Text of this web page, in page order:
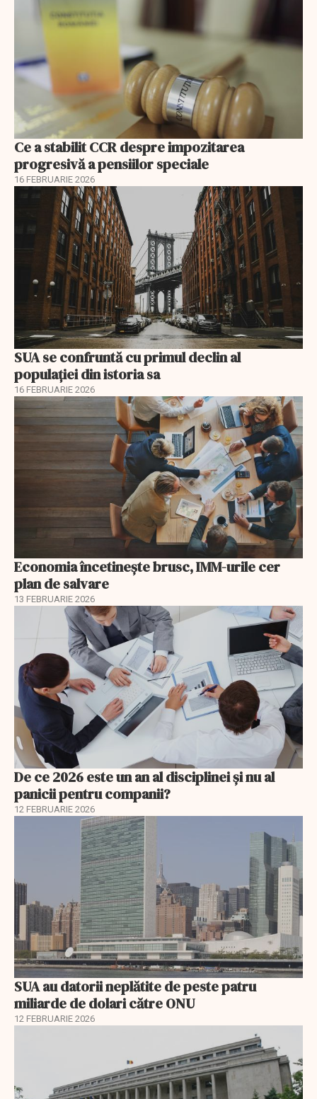
Ce a stabilit CCR despre impozitarea
progresivă a pensiilor speciale
16 FEBRUARIE 2026
SUA se confruntă cu primul declin al
populației din istoria sa
16 FEBRUARIE 2026
Economia încetinește brusc, IMM-urile cer
plan de salvare
13 FEBRUARIE 2026
De ce 2026 este un an al disciplinei și nu al
panicii pentru companii?
12 FEBRUARIE 2026
SUA au datorii neplătite de peste patru
miliarde de dolari către ONU
12 FEBRUARIE 2026